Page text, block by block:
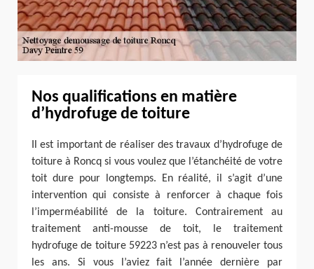
Nos qualifications en matière
d’hydrofuge de toiture
Il est important de réaliser des travaux d’hydrofuge de
toiture à Roncq si vous voulez que l’étanchéité de votre
toit dure pour longtemps. En réalité, il s’agit d’une
intervention qui consiste à renforcer à chaque fois
l’imperméabilité de la toiture. Contrairement au
traitement anti-mousse de toit, le traitement
hydrofuge de toiture 59223 n’est pas à renouveler tous
les ans. Si vous l’aviez fait l’année dernière par